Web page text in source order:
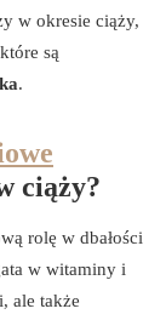
w okresie ciąży,
są
.
ciąży?
rolę w dbałości
w witaminy i
ale także